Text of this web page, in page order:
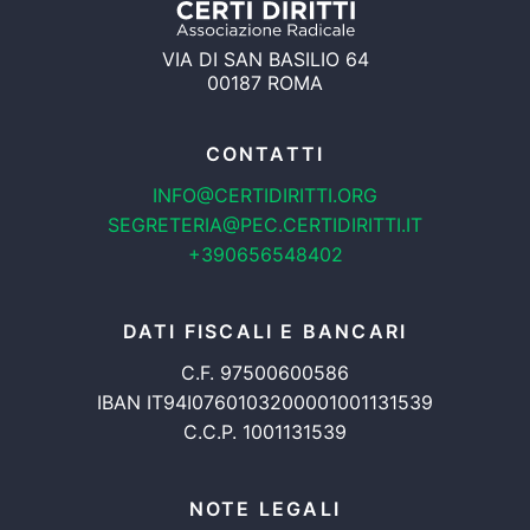
VIA DI SAN BASILIO 64
00187 ROMA
CONTATTI
INFO@CERTIDIRITTI.ORG
SEGRETERIA@PEC.CERTIDIRITTI.IT
+390656548402
DATI FISCALI E BANCARI
C.F. 97500600586
IBAN IT94I0760103200001001131539
C.C.P. 1001131539
NOTE LEGALI